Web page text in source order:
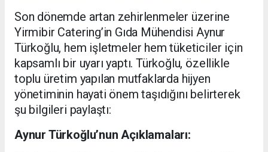
Son dönemde artan zehirlenmeler üzerine
Yirmibir Catering’in Gıda Mühendisi Aynur
Türkoğlu, hem işletmeler hem tüketiciler için
kapsamlı bir uyarı yaptı. Türkoğlu, özellikle
toplu üretim yapılan mutfaklarda hijyen
yönetiminin hayati önem taşıdığını belirterek
şu bilgileri paylaştı:
Aynur Türkoğlu’nun Açıklamaları: